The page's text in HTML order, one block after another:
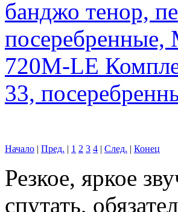
720M-LE
33,
Начало | Пред. | 1 2 3 4 | След. | Конец
Резкое, яркое
спутать,